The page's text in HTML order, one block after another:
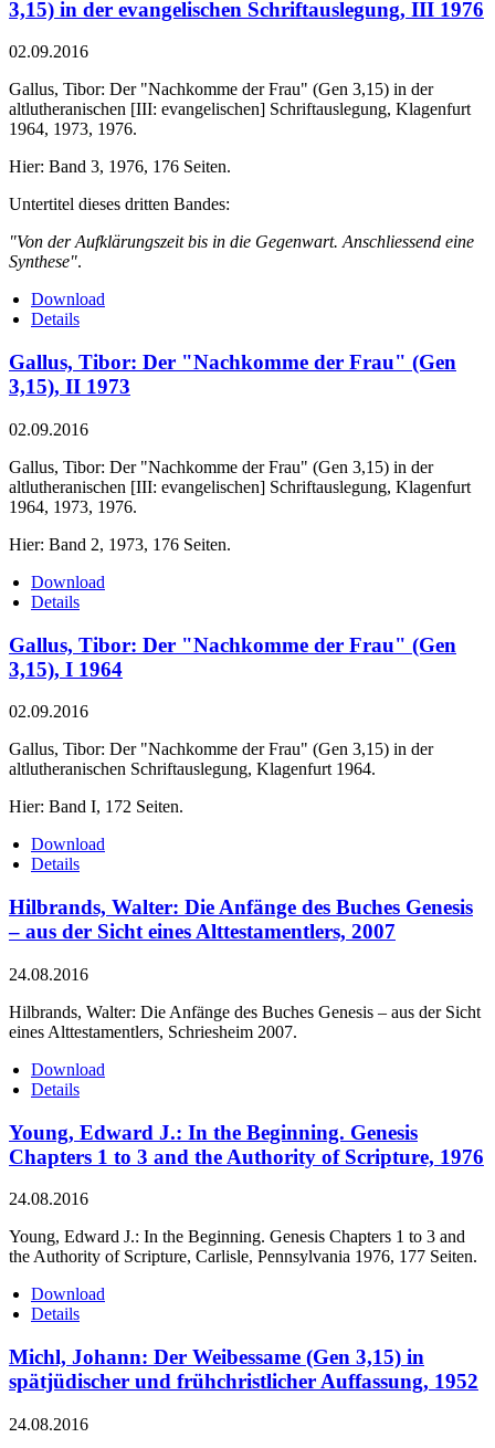
3,15) in der evangelischen Schriftauslegung, III 1976
02.09.2016
Gallus, Tibor: Der "Nachkomme der Frau" (Gen 3,15) in der
altlutheranischen [III: evangelischen] Schriftauslegung, Klagenfurt
1964, 1973, 1976.
Hier: Band 3, 1976, 176 Seiten.
Untertitel dieses dritten Bandes:
"Von der Aufklärungszeit bis in die Gegenwart. Anschliessend eine
Synthese".
Download
Details
Gallus, Tibor: Der "Nachkomme der Frau" (Gen
3,15), II 1973
02.09.2016
Gallus, Tibor: Der "Nachkomme der Frau" (Gen 3,15) in der
altlutheranischen [III: evangelischen] Schriftauslegung, Klagenfurt
1964, 1973, 1976.
Hier: Band 2, 1973, 176 Seiten.
Download
Details
Gallus, Tibor: Der "Nachkomme der Frau" (Gen
3,15), I 1964
02.09.2016
Gallus, Tibor: Der "Nachkomme der Frau" (Gen 3,15) in der
altlutheranischen Schriftauslegung, Klagenfurt 1964.
Hier: Band I, 172 Seiten.
Download
Details
Hilbrands, Walter: Die Anfänge des Buches Genesis
– aus der Sicht eines Alttestamentlers, 2007
24.08.2016
Hilbrands, Walter: Die Anfänge des Buches Genesis – aus der Sicht
eines Alttestamentlers, Schriesheim 2007.
Download
Details
Young, Edward J.: In the Beginning. Genesis
Chapters 1 to 3 and the Authority of Scripture, 1976
24.08.2016
Young, Edward J.: In the Beginning. Genesis Chapters 1 to 3 and
the Authority of Scripture, Carlisle, Pennsylvania 1976, 177 Seiten.
Download
Details
Michl, Johann: Der Weibessame (Gen 3,15) in
spätjüdischer und frühchristlicher Auffassung, 1952
24.08.2016